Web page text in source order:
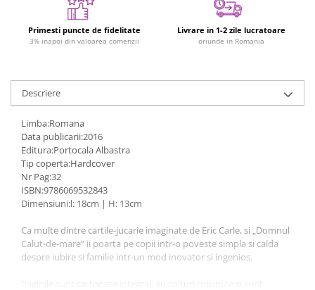
Seturi Numberblocks
Jucarii de motricitate
Jucarii fructe si legume
Puzzle clasic
Puzzle incastru
Puzzle de podea
IQ puzzle
Jucarii bebelusi
Jucarii de baie
Zornaitoare
Jucarii senzoriale
Jucarii motrice pentru bebelusi
Primesti puncte de fidelitate
3% inapoi din valoarea comenzii
Livrare in 1-2 zile lucratoare
oriunde in Romania
Descriere
Limba:Romana
Data publicarii:2016
Editura:Portocala Albastra
Tip coperta:Hardcover
Nr Pag:32
ISBN:9786069532843
Dimensiuni:l: 18cm | H: 13cm
Ca multe dintre cartile-jucarie imaginate de Eric Carle, si „Domnul
Calut-de-mare” ii poarta pe copii intr-o poveste simpla si calda
despre iubire si familie intr-un mod inovator si ingenios.